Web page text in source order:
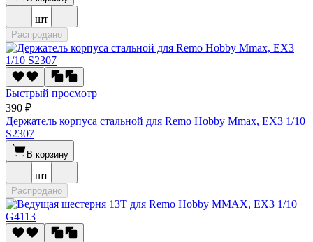
шт
Распродано
Быстрый просмотр
390 ₽
Держатель корпуса стальной для Remo Hobby Mmax, EX3 1/10
S2307
В корзину
шт
Распродано